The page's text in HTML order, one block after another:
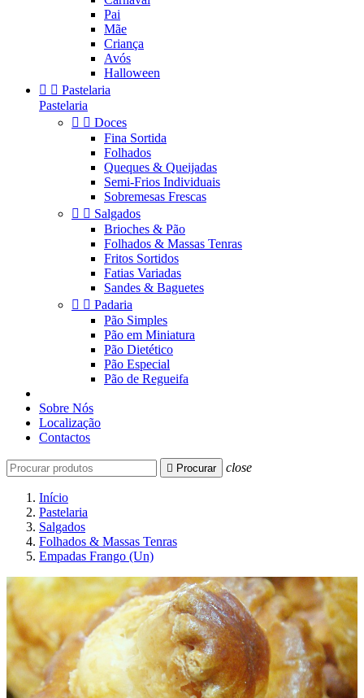
Pai
Mãe
Criança
Avós
Halloween
  Pastelaria
Pastelaria
  Doces
Fina Sortida
Folhados
Queques & Queijadas
Semi-Frios Individuais
Sobremesas Frescas
  Salgados
Brioches & Pão
Folhados & Massas Tenras
Fritos Sortidos
Fatias Variadas
Sandes & Baguetes
  Padaria
Pão Simples
Pão em Miniatura
Pão Dietético
Pão Especial
Pão de Regueifa
Sobre Nós
Localização
Contactos
 Procurar close
Início
Pastelaria
Salgados
Folhados & Massas Tenras
Empadas Frango (Un)